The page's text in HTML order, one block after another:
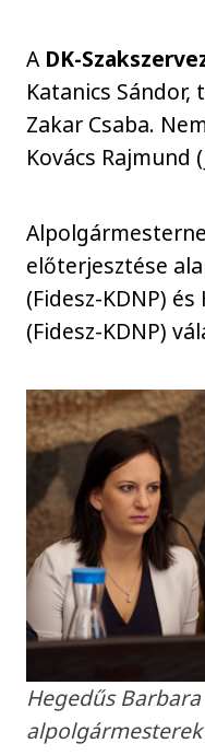
A DK-
Katanics Sándor,
Zakar Csaba.
Kovács Rajmund
előterjesztése
(Fidesz-KDNP)
(Fidesz-KDNP)
Hegedűs
alpolgármesterek